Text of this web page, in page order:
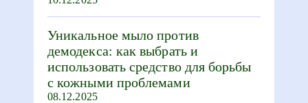
Уникальное мыло против
демодекса: как выбрать и
использовать средство для борьбы
с кожными проблемами
08.12.2025